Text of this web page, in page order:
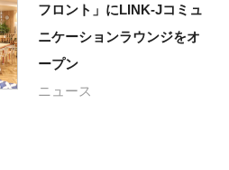
フロント」にLINK-Jコミュ
ニケーションラウンジをオ
ープン
ニュース